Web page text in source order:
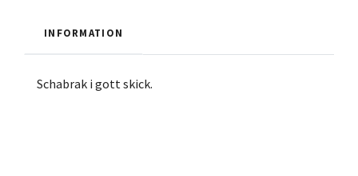
INFORMATION
Schabrak i gott skick.